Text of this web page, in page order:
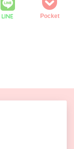
LINE Pocket